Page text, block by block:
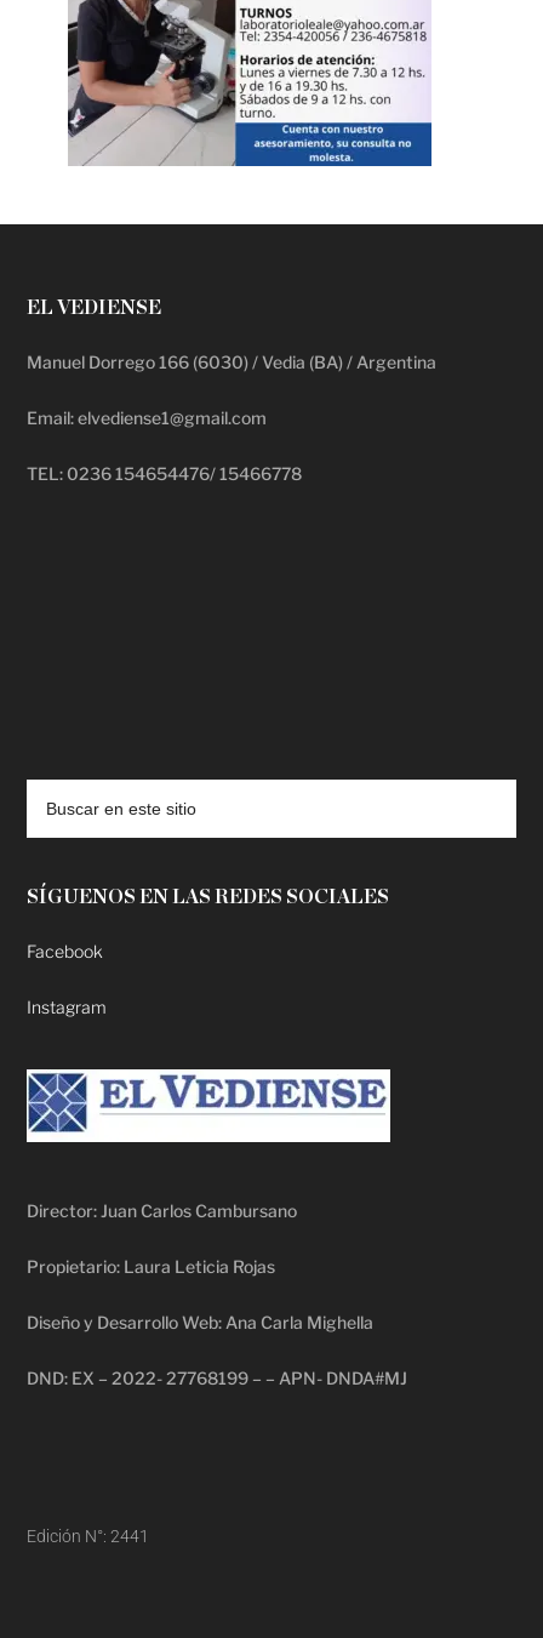
EL VEDIENSE
Manuel Dorrego 166 (6030) / Vedia (BA) / Argentina
Email: elvediense1@gmail.com
TEL: 0236 154654476/ 15466778
SÍGUENOS EN LAS REDES SOCIALES
Facebook
Instagram
Director: Juan Carlos Cambursano
Propietario: Laura Leticia Rojas
Diseño y Desarrollo Web: Ana Carla Mighella
DND: EX – 2022- 27768199 – – APN- DNDA#MJ
Edición N°: 2441